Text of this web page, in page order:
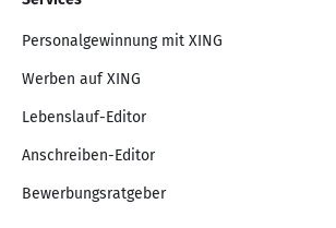
Personalgewinnung mit XING
Werben auf XING
Lebenslauf-Editor
Anschreiben-Editor
Bewerbungsratgeber